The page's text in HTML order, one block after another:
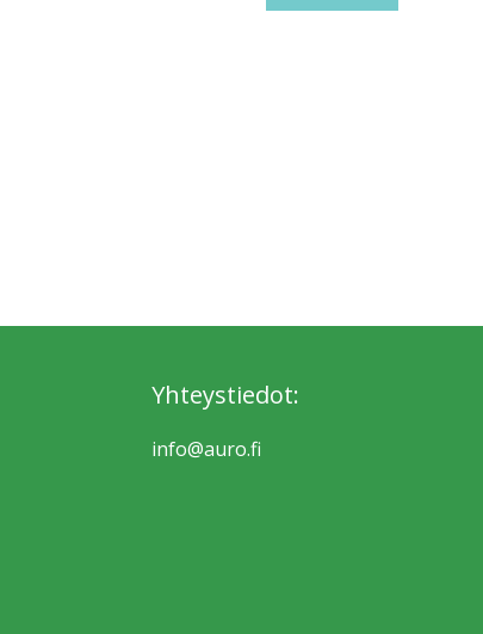
Yhteystiedot:
info@auro.fi